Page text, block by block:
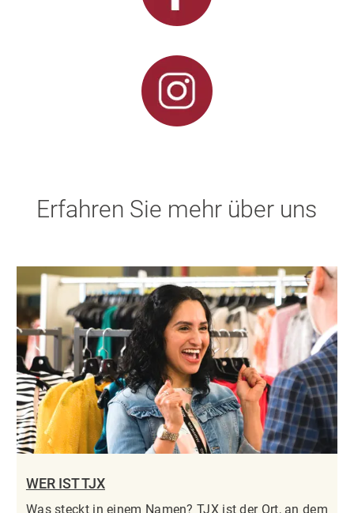
Erfahren Sie mehr über uns
WER IST TJX
Was steckt in einem Namen? TJX ist der Ort, an dem